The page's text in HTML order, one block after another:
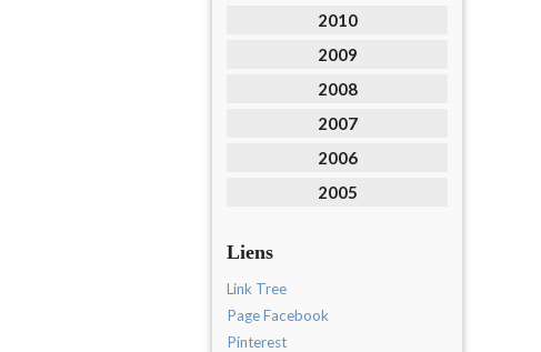
2010
2009
2008
2007
2006
2005
Liens
Link Tree
Page Facebook
Pinterest